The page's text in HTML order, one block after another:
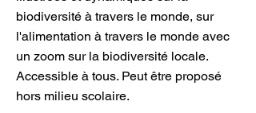
biodiversité à travers le monde, sur
l'alimentation à travers le monde avec
un zoom sur la biodiversité locale.
Accessible à tous. Peut être proposé
hors milieu scolaire.